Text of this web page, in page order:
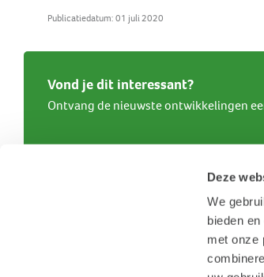
Deze
We
bieden
met onze
Publicatiedatum: 01 juli 2020
Vond je dit interessant?
Ontvang de nieuwste ontwikkelingen